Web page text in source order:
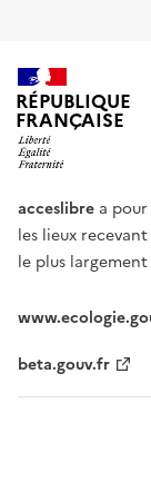
RÉPUBLIQUE
FRANÇAISE
acceslibre a
les lieux
le plus
beta.gouv.fr